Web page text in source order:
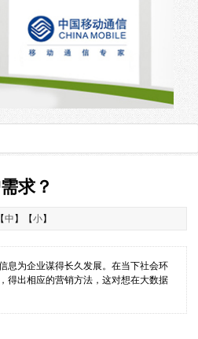
求？
中 】【小】
息为企业谋得长久发展。在当下社会环
得出相应的营销方法，这对想在大数据